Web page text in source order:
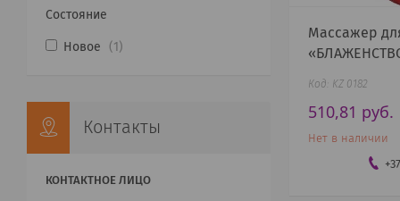
Массажер
KZ 0182
510,81 руб.
Нет в наличии
Состояние
Новое 1
Контакты